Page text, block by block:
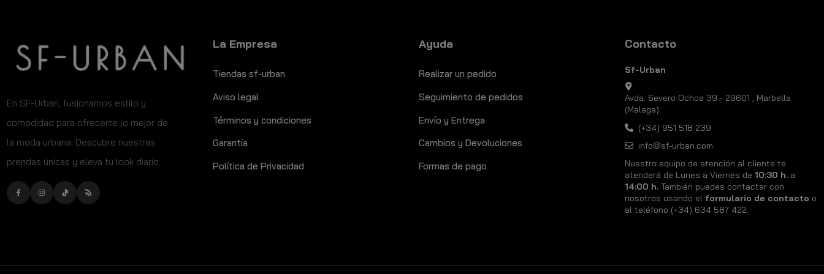
​En SF-Urban, fusionamos estilo y
comodidad para ofrecerte lo mejor de
la moda urbana. Descubre nuestras
prendas únicas y eleva tu look diario.
La Empresa
Tiendas sf-urban
Aviso legal
Términos y condiciones
Garantía
Política de Privacidad
Ayuda
Realizar un pedido
Seguimiento de pedidos
Envío y Entrega
Cambios y Devoluciones
Formas de pago
Contacto
Sf-Urban
Avda. Severo Ochoa 39 - 29601 , Marbella
(Malaga)
(+34) 951 518 239
info@sf-urban.com
Nuestro equipo de atención al cliente te
atenderá de Lunes a Viernes de 10:30 h.a
14:00 h.También puedes contactar con
nosotros usando el formulario de contacto o
al teléfono (+34) 634 587 422.